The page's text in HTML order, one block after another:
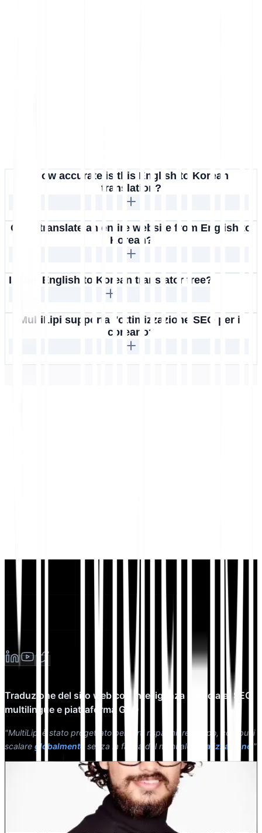
How accurate is this English to Korean
translation?
Can I translate an entire website from English to
Korean?
Is this English to Korean translator free?
MultiLipi supporta l'ottimizzazione SEO per il
coreano?
Traduzione del sito web con intelligenza artificiale, SEO
multilingue e piattaforma GEO
"MultiLipi è stato progettato per farti risparmiare tempo, così puoi
scalare globalmente senza la fatica del manuale localizzazione ."
Co-Fondatore @MultiLipi